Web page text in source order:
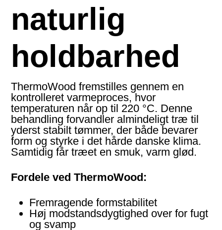
naturlig
holdbarhed
ThermoWood fremstilles gennem en
kontrolleret varmeproces, hvor
temperaturen når op til 220 °C. Denne
behandling forvandler almindeligt træ til
yderst stabilt tømmer, der både bevarer
form og styrke i det hårde danske klima.
Samtidig får træet en smuk, varm glød.
Fordele ved ThermoWood:
Fremragende formstabilitet
Høj modstandsdygtighed over for fugt
og svamp